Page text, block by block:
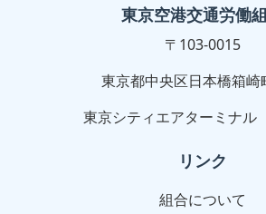
東京空港交通労働
〒103-0015
東京都中央区日本橋箱崎
東京シティエアターミナ
リンク
組合について